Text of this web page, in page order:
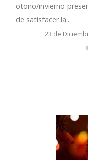
otoño/invierno
de satisfacer la...
23 de